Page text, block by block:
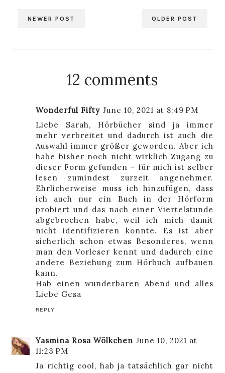
NEWER POST OLDER POST
12 comments
Wonderful Fifty June 10, 2021 at 8:49 PM
Liebe Sarah, Hörbücher sind ja immer
mehr verbreitet und dadurch ist auch die
Auswahl immer größer geworden. Aber ich
habe bisher noch nicht wirklich Zugang zu
dieser Form gefunden – für mich ist selber
lesen zumindest zurzeit angenehmer.
Ehrlicherweise muss ich hinzufügen, dass
ich auch nur ein Buch in der Hörform
probiert und das nach einer Viertelstunde
abgebrochen habe, weil ich mich damit
nicht identifizieren konnte. Es ist aber
sicherlich schon etwas Besonderes, wenn
man den Vorleser kennt und dadurch eine
andere Beziehung zum Hörbuch aufbauen
kann.
Hab einen wunderbaren Abend und alles
Liebe Gesa
REPLY
Yasmina Rosa Wölkchen June 10, 2021 at
11:23 PM
Ja richtig cool, hab ja tatsächlich gar nicht